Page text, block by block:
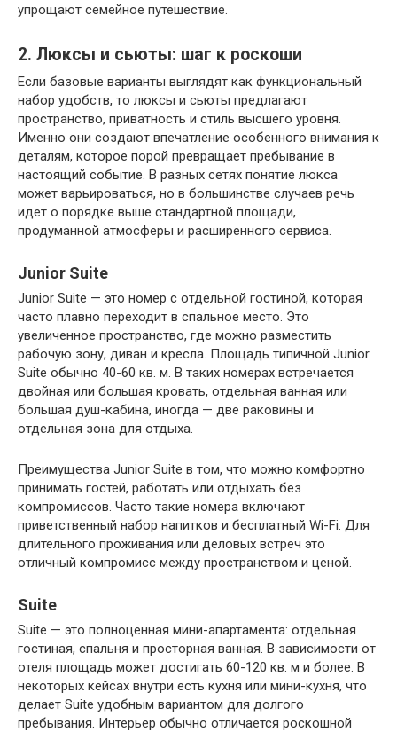
упрощают семейное путешествие.
2. Люксы и сьюты: шаг к роскоши
Если базовые варианты выглядят как функциональный
набор удобств, то люксы и сьюты предлагают
пространство, приватность и стиль высшего уровня.
Именно они создают впечатление особенного внимания к
деталям, которое порой превращает пребывание в
настоящий событие. В разных сетях понятие люкса
может варьироваться, но в большинстве случаев речь
идет о порядке выше стандартной площади,
продуманной атмосферы и расширенного сервиса.
Junior Suite
Junior Suite — это номер с отдельной гостиной, которая
часто плавно переходит в спальное место. Это
увеличенное пространство, где можно разместить
рабочую зону, диван и кресла. Площадь типичной Junior
Suite обычно 40-60 кв. м. В таких номерах встречается
двойная или большая кровать, отдельная ванная или
большая душ-кабина, иногда — две раковины и
отдельная зона для отдыха.
Преимущества Junior Suite в том, что можно комфортно
принимать гостей, работать или отдыхать без
компромиссов. Часто такие номера включают
приветственный набор напитков и бесплатный Wi-Fi. Для
длительного проживания или деловых встреч это
отличный компромисс между пространством и ценой.
Suite
Suite — это полноценная мини-апартамента: отдельная
гостиная, спальня и просторная ванная. В зависимости от
отеля площадь может достигать 60-120 кв. м и более. В
некоторых кейсах внутри есть кухня или мини-кухня, что
делает Suite удобным вариантом для долгого
пребывания. Интерьер обычно отличается роскошной